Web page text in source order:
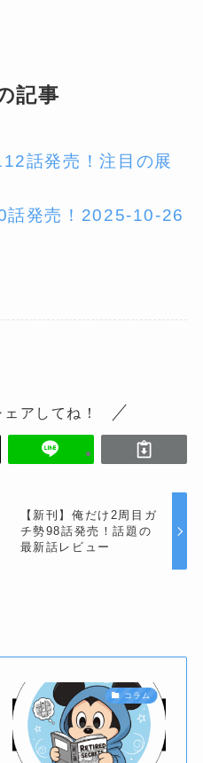
記事
話発売！注目の展
話発売！2025-10-26
アしてね！
【新刊】俺だけ2周目ガ
チ勢98話発売！話題の
最新話レビュー
コラム